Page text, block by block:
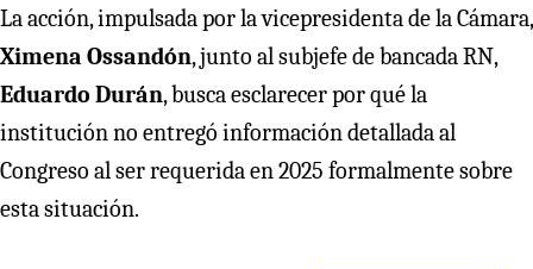
La acción, impulsada por la vicepresidenta de la Cámara,
Ximena Ossandón, junto al subjefe de bancada RN,
Eduardo Durán, busca esclarecer por qué la
institución no entregó información detallada al
Congreso al ser requerida en 2025 formalmente sobre
esta situación.